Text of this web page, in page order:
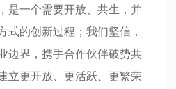
是一个需要开放、共生，并
式的创新过程；我们坚信，
边界，携手合作伙伴破势共
立更开放、更活跃、更繁荣